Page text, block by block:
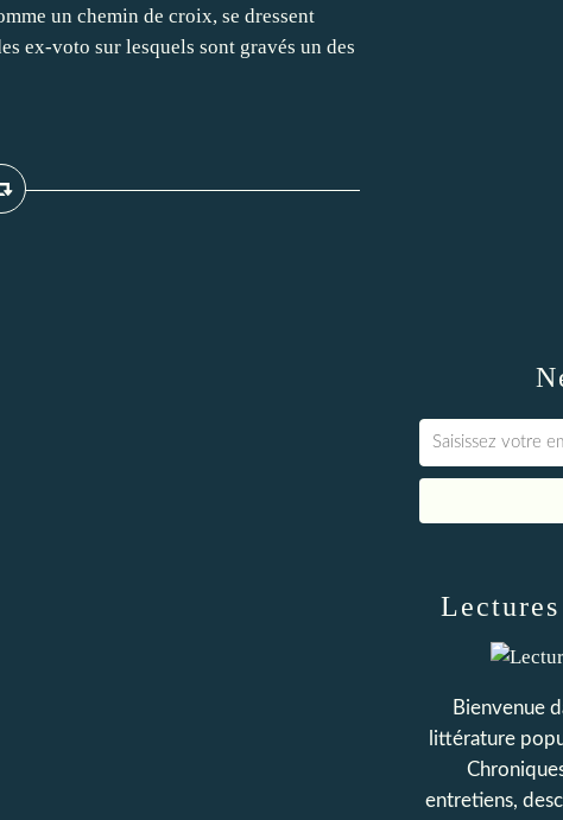
un chemin de croix, se dressent
ex-voto sur lesquels sont gravés un des
Bienvenue
littérature
entretiens,